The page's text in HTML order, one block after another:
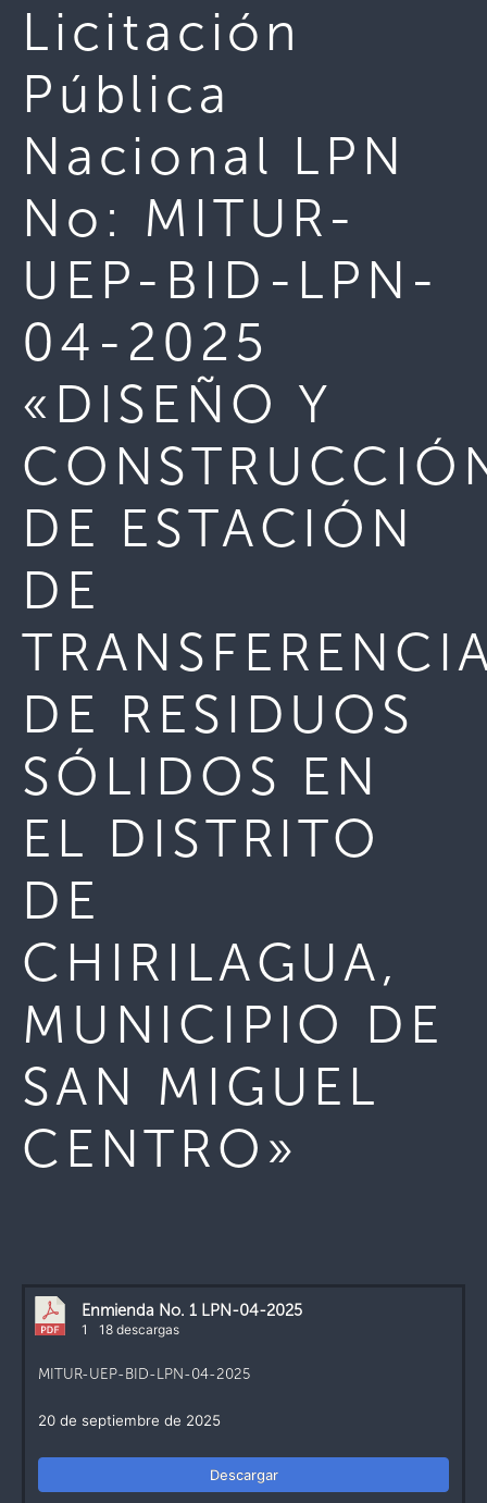
Licitación
Pública
Nacional LPN
No: MITUR-
UEP-BID-LPN-
04-2025
«DISEÑO Y
DE ESTACIÓN
DE
DE RESIDUOS
SÓLIDOS EN
EL DISTRITO
DE
CHIRILAGUA,
MUNICIPIO DE
SAN MIGUEL
CENTRO»
Enmienda No. 1 LPN-04-2025
1 18 descargas
MITUR-UEP-BID-LPN-04-2025
20 de septiembre de 2025
Descargar